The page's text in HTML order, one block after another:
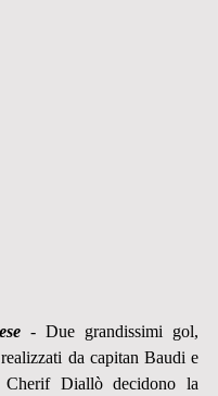
- Due grandissimi gol,
da capitan Baudi e
Cherif Diallò decidono la